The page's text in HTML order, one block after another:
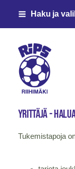
Siirry
Haku ja
Riihimäen
yrittäjä -
Tukemistapoja